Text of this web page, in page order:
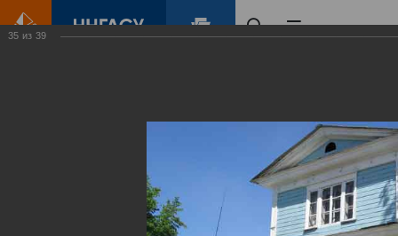
выставки
35 из 39